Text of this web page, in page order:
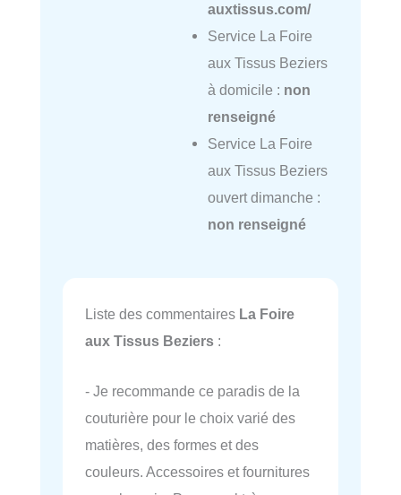
auxtissus.com/
Service La Foire
aux Tissus Beziers
à domicile : non
renseigné
Service La Foire
aux Tissus Beziers
ouvert dimanche :
non renseigné
Liste des commentaires La Foire
aux Tissus Beziers :
- Je recommande ce paradis de la
couturière pour le choix varié des
matières, des formes et des
couleurs. Accessoires et fournitures